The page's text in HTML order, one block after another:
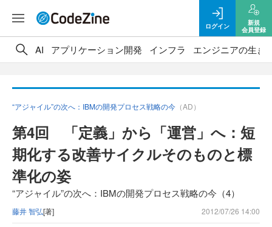
ログイン
新規
会員登録
AI アプリケーション開発 インフラ エンジニアの生き
“アジャイル”の次へ：IBMの開発プロセス戦略の今 （AD）
第4回 「定義」から「運営」へ：短
期化する改善サイクルそのものと標
準化の姿
“アジャイル”の次へ：IBMの開発プロセス戦略の今（4）
藤井 智弘[著] 2012/07/26 14:00